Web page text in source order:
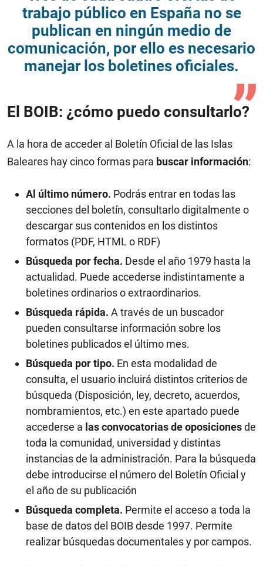
trabajo público en España no se
publican en ningún medio de
comunicación, por ello es necesario
manejar los boletines oficiales.
El BOIB: ¿cómo puedo consultarlo?
A la hora de acceder al Boletín Oficial de las Islas
Baleares hay cinco formas para buscar información:
Al último número. Podrás entrar en todas las
secciones del boletín, consultarlo digitalmente o
descargar sus contenidos en los distintos
formatos (PDF, HTML o RDF)
Búsqueda por fecha. Desde el año 1979 hasta la
actualidad. Puede accederse indistintamente a
boletines ordinarios o extraordinarios.
Búsqueda rápida. A través de un buscador
pueden consultarse información sobre los
boletines publicados el último mes.
Búsqueda por tipo. En esta modalidad de
consulta, el usuario incluirá distintos criterios de
búsqueda (Disposición, ley, decreto, acuerdos,
nombramientos, etc.) en este apartado puede
accederse a las convocatorias de oposicionesde
toda la comunidad, universidad y distintas
instancias de la administración. Para la búsqueda
debe introducirse el número del Boletín Oficial y
el año de su publicación
Búsqueda completa. Permite el acceso a toda la
base de datos del BOIB desde 1997. Permite
realizar búsquedas documentales y por campos.